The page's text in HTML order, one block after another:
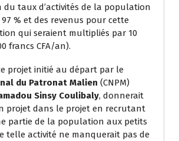
taux d’activités de la population
% et des revenus pour cette
qui seraient multipliés par 10
francs CFA/an).
projet initié au départ par le
du Patronat Malien (CNPM)
Sinsy Coulibaly, donnerait
projet dans le projet en recrutant
partie de la population aux petits
telle activité ne manquerait pas de